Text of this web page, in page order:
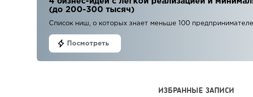
(до 200-300 тысяч)
Список ниш, о которых знает меньше 100
Посмотреть
ИЗБРАННЫЕ ЗАПИСИ